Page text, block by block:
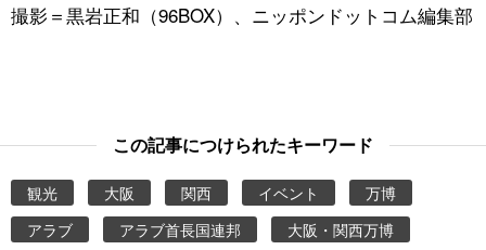
撮影＝黒岩正和（96BOX）、ニッポンドットコム編集部
この記事につけられたキーワード
観光 大阪 関西 イベント
万博
アラブ
アラブ首長国連邦
大阪・関西万博